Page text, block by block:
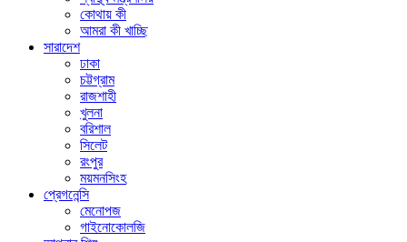
কোথায় কী
আমরা কী খাচ্ছি
সারাদেশ
ঢাকা
চট্টগ্রাম
রাজশাহী
খুলনা
বরিশাল
সিলেট
রংপুর
ময়মনসিংহ
প্রেগনেন্সি
মেনোপজ
গাইনোকোলজি